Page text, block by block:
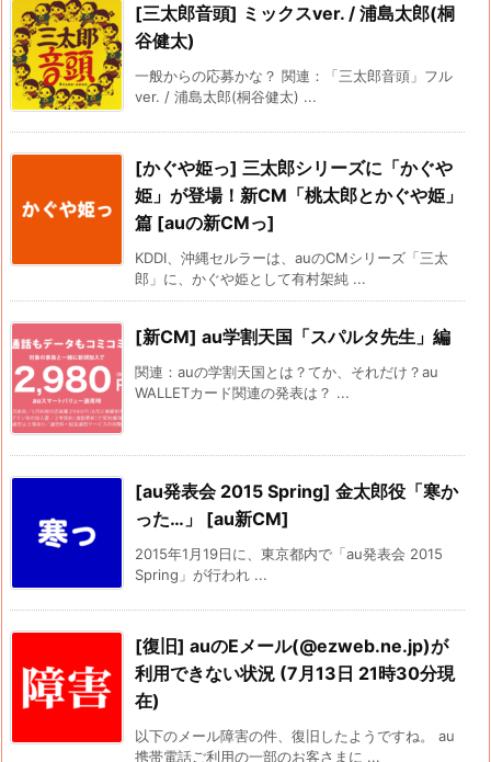
[三太郎音頭] ミックスver. / 浦島太郎(桐
谷健太)
一般からの応募かな？ 関連：「三太郎音頭」フル
ver. / 浦島太郎(桐谷健太) ...
[かぐや姫っ] 三太郎シリーズに「かぐや
姫」が登場！新CM「桃太郎とかぐや姫」
篇 [auの新CMっ]
KDDI、沖縄セルラーは、auのCMシリーズ「三太
郎」に、かぐや姫として有村架純 ...
[新CM] au学割天国「スパルタ先生」編
関連：auの学割天国とは？てか、それだけ？au
WALLETカード関連の発表は？ ...
[au発表会 2015 Spring] 金太郎役「寒か
った…」 [au新CM]
2015年1月19日に、東京都内で「au発表会 2015
Spring」が行われ ...
[復旧] auのEメール(@ezweb.ne.jp)が
利用できない状況 (7月13日 21時30分現
在)
以下のメール障害の件、復旧したようですね。 au
携帯電話ご利用の一部のお客さまに ...